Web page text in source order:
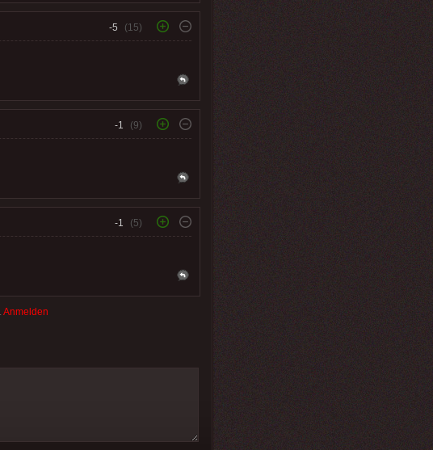
-5 (15)
-1 (9)
-1 (5)
Anmelden